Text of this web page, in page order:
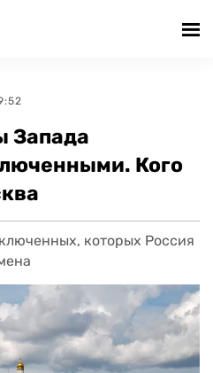
Запада
Кого
которых Россия